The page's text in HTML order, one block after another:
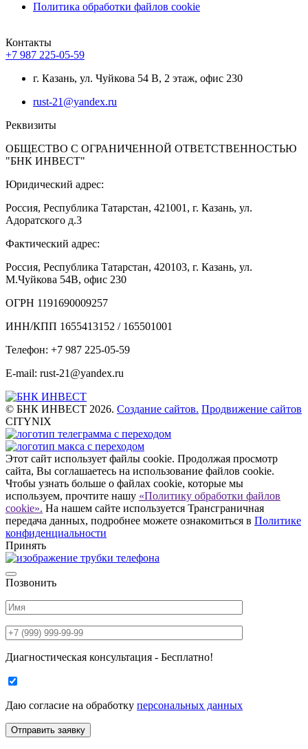
Политика обработки файлов cookie
Контакты
+7 987 225-05-59
г. Казань, ул. Чуйкова 54 В, 2 этаж, офис 230
rust-21@yandex.ru
Реквизиты
ОБЩЕСТВО С ОГРАНИЧЕННОЙ ОТВЕТСТВЕННОСТЬЮ
"БНК ИНВЕСТ"
Юридический адрес:
Россия, Республика Татарстан, 421001, г. Казань, ул.
Адоратского д.3
Фактический адрес:
Россия, Республика Татарстан, 420103, г. Казань, ул.
М.Чуйкова 54В, офис 230
ОГРН 1191690009257
ИНН/КПП 1655413152 / 165501001
Телефон: +7 987 225-05-59
E-mail: rust-21@yandex.ru
© БНК ИНВЕСТ 2026. Создание сайтов. Продвижение сайтов
CITYNIX
Этот сайт использует файлы cookie. Продолжая просмотр
сайта, Вы соглашаетесь на использование файлов cookie.
Чтобы узнать больше о файлах cookie, которые мы
используем, прочтите нашу «Политику обработки файлов
cookie». На нашем сайте используется Трансграничная
передача данных, подробнее можете ознакомиться в Политике
конфиденциальности
Принять
Позвонить
Диагностическая консультация - Бесплатно!
Даю согласие на обработку персональных данных